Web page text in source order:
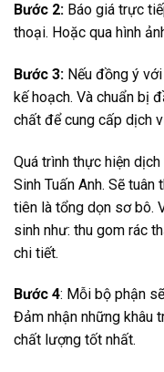
Bước 2: Báo giá trực
thoại. Hoặc qua hình
Bước 3: Nếu đồng ý
kế hoạch. Và chuẩn bị
chất để cung cấp dịch
Quá trình thực hiện
Sinh Tuấn Anh. Sẽ
tiên là tổng dọn sơ bô.
sinh như: thu gom rác
chi tiết.
Bước 4: Mỗi bộ phận
Đảm nhận những khâu
chất lượng tốt nhất.